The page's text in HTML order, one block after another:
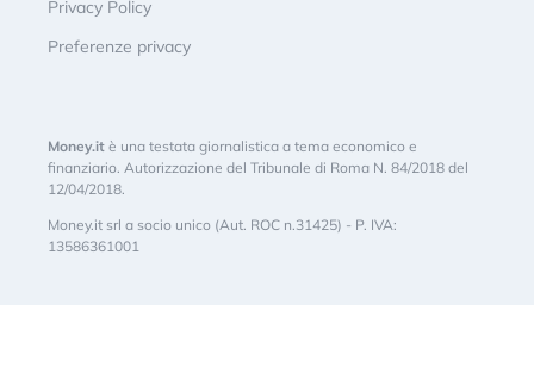
Privacy Policy
Preferenze privacy
Money.it è una testata giornalistica a tema economico e
finanziario. Autorizzazione del Tribunale di Roma N. 84/2018 del
12/04/2018.
Money.it srl a socio unico (Aut. ROC n.31425) - P. IVA:
13586361001